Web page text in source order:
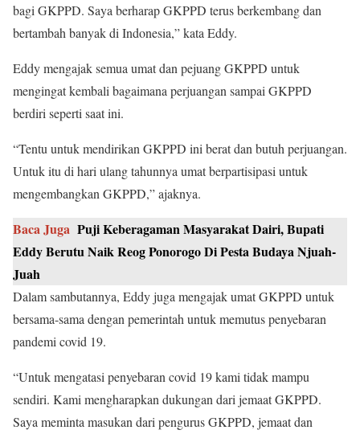
bagi GKPPD. Saya berharap GKPPD terus berkembang dan
bertambah banyak di Indonesia,” kata Eddy.
Eddy mengajak semua umat dan pejuang GKPPD untuk
mengingat kembali bagaimana perjuangan sampai GKPPD
berdiri seperti saat ini.
“Tentu untuk mendirikan GKPPD ini berat dan butuh perjuangan.
Untuk itu di hari ulang tahunnya umat berpartisipasi untuk
mengembangkan GKPPD,” ajaknya.
Baca Juga Puji Keberagaman Masyarakat Dairi, Bupati
Eddy Berutu Naik Reog Ponorogo Di Pesta Budaya Njuah-
Juah
Dalam sambutannya, Eddy juga mengajak umat GKPPD untuk
bersama-sama dengan pemerintah untuk memutus penyebaran
pandemi covid 19.
“Untuk mengatasi penyebaran covid 19 kami tidak mampu
sendiri. Kami mengharapkan dukungan dari jemaat GKPPD.
Saya meminta masukan dari pengurus GKPPD, jemaat dan